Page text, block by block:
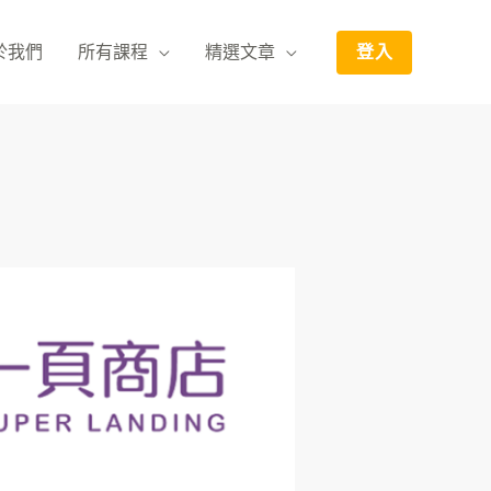
我們 所有課程 精選文章 登入